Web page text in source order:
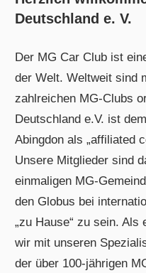
Deutschland e. V.
Der MG Car Club ist
der Welt. Weltweit sind
zahlreichen MG-Clubs
Deutschland e.V. ist
Abingdon als „affiliated
Unsere Mitglieder sind
einmaligen MG-
den Globus bei
„zu Hause“ zu sein.
wir mit unseren
der über 100-jährigen